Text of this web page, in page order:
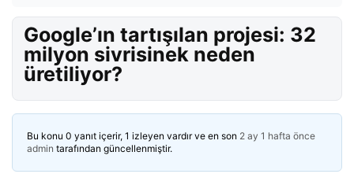
Google’ın tartışılan projesi: 32
milyon sivrisinek neden
üretiliyor?
Bu konu 0 yanıt içerir, 1 izleyen vardır ve en son 2 ay 1 hafta önce
admin tarafından güncellenmiştir.